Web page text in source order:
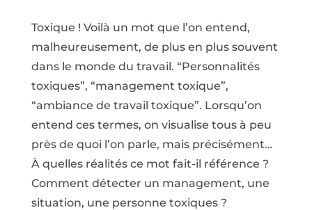
Toxique ! Voilà un mot que l’on entend,
malheureusement, de plus en plus souvent
dans le monde du travail. “Personnalités
toxiques”, “management toxique”,
“ambiance de travail toxique”. Lorsqu’on
entend ces termes, on visualise tous à peu
près de quoi l’on parle, mais précisément…
À quelles réalités ce mot fait-il référence ?
Comment détecter un management, une
situation, une personne toxiques ?